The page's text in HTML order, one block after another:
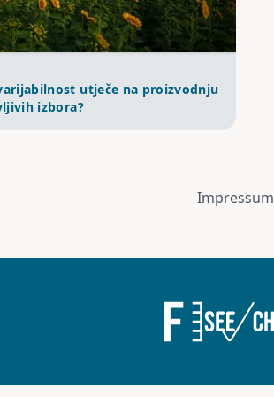
utječe na proizvodnju
izbora?
Impressum